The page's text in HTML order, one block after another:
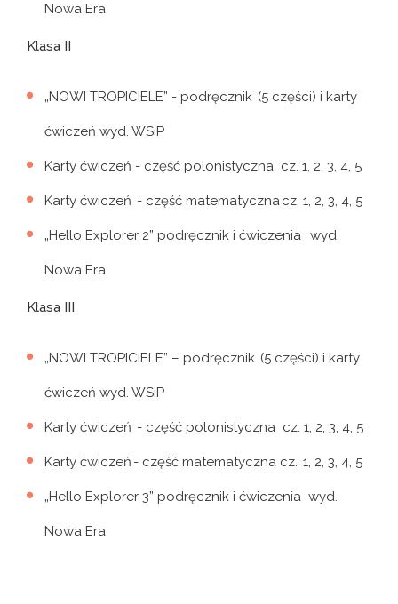
Nowa Era
Klasa II
„NOWI TROPICIELE” - podręcznik (5 części) i karty
ćwiczeń wyd. WSiP
Karty ćwiczeń - część polonistyczna cz. 1, 2, 3, 4, 5
Karty ćwiczeń - część matematyczna cz. 1, 2, 3, 4, 5
„Hello Explorer 2” podręcznik i ćwiczenia wyd.
Nowa Era
Klasa III
„NOWI TROPICIELE” – podręcznik (5 części) i karty
ćwiczeń wyd. WSiP
Karty ćwiczeń - część polonistyczna cz. 1, 2, 3, 4, 5
Karty ćwiczeń - część matematyczna cz. 1, 2, 3, 4, 5
„Hello Explorer 3” podręcznik i ćwiczenia wyd.
Nowa Era